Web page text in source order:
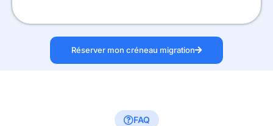
Réserver mon créneau migration
FAQ